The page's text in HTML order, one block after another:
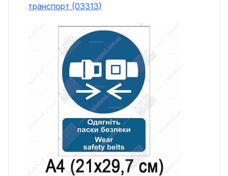
транспорт (03313)